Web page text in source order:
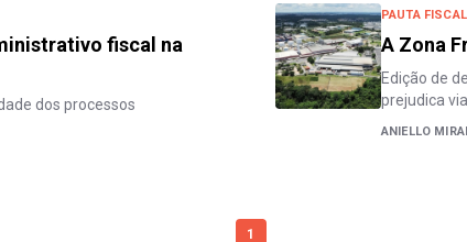
fiscal na
dos processos
PAUTA FISCAL
A Zona
Edição de
prejudica
ANIELLO
1